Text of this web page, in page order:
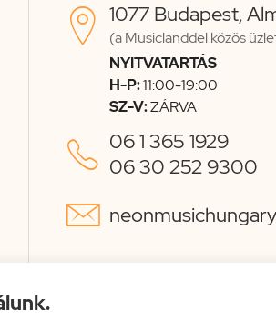
 1077 Budapest,
(a Musiclanddel közös
NYITVATARTÁS
H-P:11:00-19:00
SZ-V:ZÁRVA
 06 1 365 1929
06 30 252 9300
